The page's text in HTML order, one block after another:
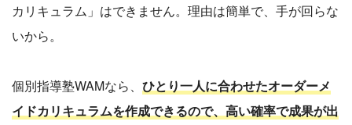
カリキュラム」はできません。理由は簡単で、手が回らな
いから。
個別指導塾WAMなら、 ひとり一人に合わせたオーダーメ
イドカリキュラムを作成できるので、高い確率で成果が出